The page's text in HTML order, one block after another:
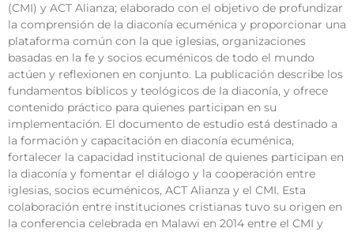
(CMI) y ACT Alianza; elaborado con el objetivo de profundizar
la comprensión de la diaconía ecuménica y proporcionar una
plataforma común con la que iglesias, organizaciones
basadas en la fe y socios ecuménicos de todo el mundo
actúen y reflexionen en conjunto. La publicación describe los
fundamentos bíblicos y teológicos de la diaconía, y ofrece
contenido práctico para quienes participan en su
implementación. El documento de estudio está destinado a
la formación y capacitación en diaconía ecuménica,
fortalecer la capacidad institucional de quienes participan en
la diaconía y fomentar el diálogo y la cooperación entre
iglesias, socios ecuménicos, ACT Alianza y el CMI. Esta
colaboración entre instituciones cristianas tuvo su origen en
la conferencia celebrada en Malawi en 2014 entre el CMI y